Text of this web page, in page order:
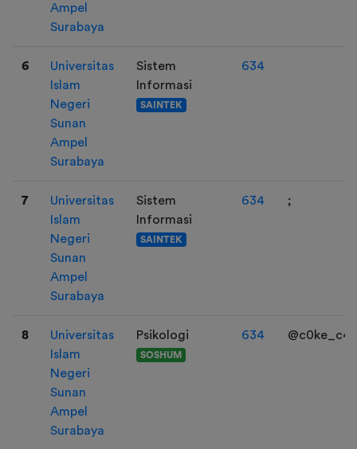
Ampel
Surabaya
6
Universitas
Islam
Negeri
Sunan
Ampel
Surabaya
Sistem
Informasi
SAINTEK
634
7
Universitas
Islam
Negeri
Sunan
Ampel
Surabaya
Sistem
Informasi
SAINTEK
634 ;
8
Universitas
Islam
Negeri
Sunan
Ampel
Surabaya
Psikologi
SOSHUM
634